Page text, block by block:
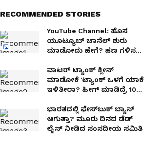
RECOMMENDED STORIES
YouTube Channel: ಹೊಸ
ಯೂಟ್ಯೂಬ್ ಚಾನೆಲ್ ಶುರು
ಮಾಡೋದು ಹೇಗೆ? ಹಣ ಗಳಿಸಲು
ವಾಟರ್ ಟ್ಯಾಂಕ್ ಕ್ಲೀನ್
ಮಾಡೋಕೆ 'ಟ್ಯಾಂಕ್ ಒಳಗೆ ಯಾಕೆ
ಇಳಿತೀರಾ? ಹೀಗ್ ಮಾಡಿದ್ರೆ 10
ಭಾರತದಲ್ಲಿ ಫೇಸ್‌ಬುಕ್ ಬ್ಯಾನ್
ಆಗುತ್ತಾ? ಮೂರು ದಿನದ ಡೆಡ್
ಲೈನ್ ನೀಡಿದ ಸಂಸದೀಯ ಸಮಿತಿ